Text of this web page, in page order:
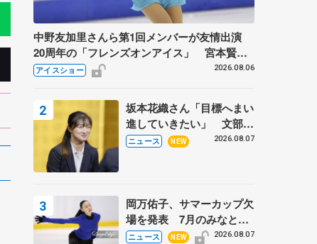
中野友加里さんら第1回メンバーが友情出演
20周年の「フレンズオンアイス」 宮本賢二
さん、有川梨絵さん、田村岳斗さんも
アイスショー 2026.08.06
坂本花織さん「目標へまい
進していきたい」 文部科
学省スポーツ表彰式で代表
ニュース NEW 2026.08.07
岡万佑子、サマーカップ欠
場を発表 7月のみなとア
クルス杯は腰痛の影響で
ニュース NEW 2026.08.07